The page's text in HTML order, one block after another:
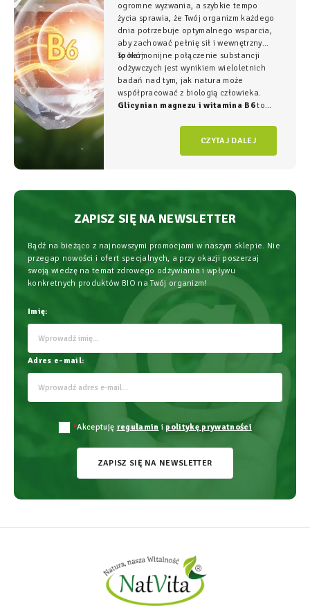
ogromne wyzwania, a szybkie tempo
życia sprawia, że Twój organizm każdego
dnia potrzebuje optymalnego wsparcia,
aby zachować pełnię sił i wewnętrzny
spokój.
To harmonijne połączenie substancji
odżywczych jest wynikiem wieloletnich
badań nad tym, jak natura może
współpracować z biologią człowieka.
Glicynian magnezu i witamina B6to
fundament świadomego wspierania
organizmu, łączący wysoką skuteczność z
najwyższym bezpieczeństwem
CZYTAJ DALEJ
ZAPISZ SIĘ NA NEWSLETTER
Bądź na bieżąco z najnowszymi promocjami w naszym sklepie. Nie
przegap nowości i ofert specjalnych, a przy okazji poszerzaj
swoją wiedzę na temat zdrowego odżywiania i wpływu
konkretnych produktów BIO na Twój organizm!
Imię:
Adres e-mail:
*Akceptuję regulamin i politykę prywatności
ZAPISZ SIĘ NA NEWSLETTER